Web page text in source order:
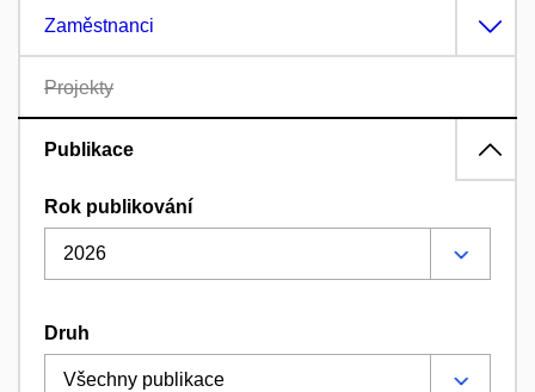
Zaměstnanci
Projekty
Publikace
Rok publikování
Druh